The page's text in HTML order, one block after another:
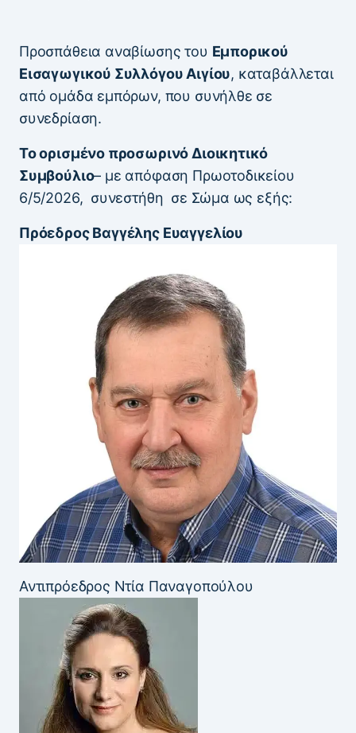
Προσπάθεια αναβίωσης του Εμπορικού
Εισαγωγικού Συλλόγου Αιγίου, καταβάλλεται
από ομάδα εμπόρων, που συνήλθε σε
συνεδρίαση.
Το ορισμένο προσωρινό Διοικητικό
Συμβούλιο– με απόφαση Πρωοτοδικείου
6/5/2026, συνεστήθη σε Σώμα ως εξής:
Πρόεδρος Βαγγέλης Ευαγγελίου
Αντιπρόεδρος Ντία Παναγοπούλου